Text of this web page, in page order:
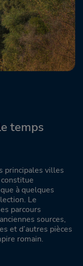
temps
principales villes
à quelques
Le
parcours
sources,
et d’autres pièces
romain.